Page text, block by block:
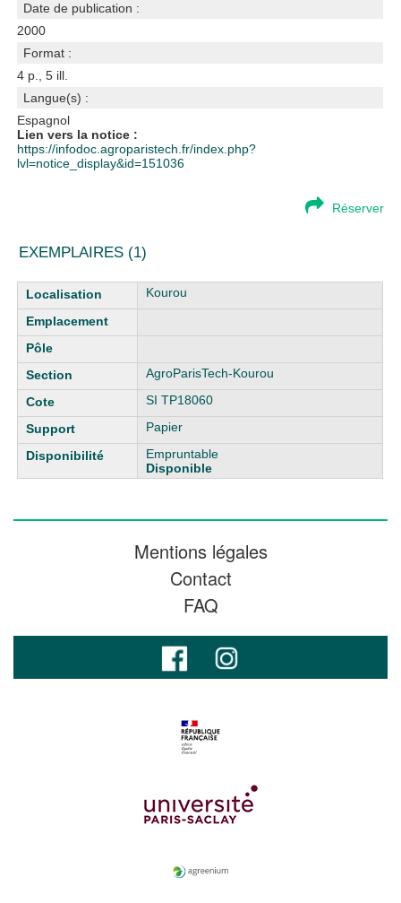
Date de publication :
2000
Format :
4 p., 5 ill.
Langue(s) :
Espagnol
Lien vers la notice :
https://infodoc.agroparistech.fr/index.php?
lvl=notice_display&id=151036
Réserver
EXEMPLAIRES (1)
Liste des exemplaires Kourou
AgroParisTech-Kourou
SI TP18060
Papier
Empruntable
Disponible
Mentions légales
Contact
FAQ